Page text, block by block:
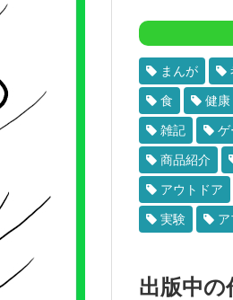
まんが
食 健康
雑記 ゲ
商品紹介
アウトドア
実験 ア
出版中の